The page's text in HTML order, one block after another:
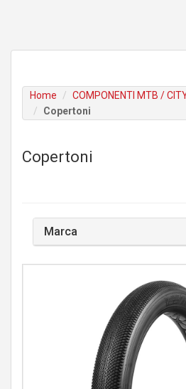
Home COMPONENTI MTB /
Copertoni
Copertoni
Marca